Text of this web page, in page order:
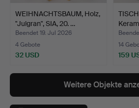
WEIHNACHTSBAUM, Holz,
"Julgran", SIA, 20. …
Beendet 19. Jul 2026
4 Gebote
32 USD
14
159
Weitere Objekte